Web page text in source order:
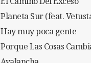
Planeta Sur (feat.
Hay muy poca gente
Porque Las Cosas